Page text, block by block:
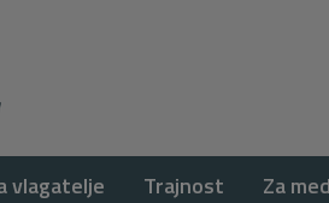
vlagatelje Trajnost Za